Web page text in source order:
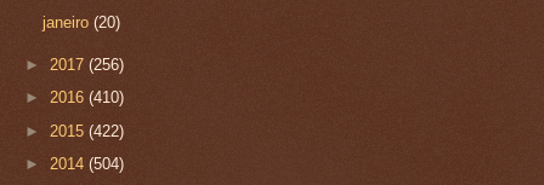
janeiro(20)
► 2017 (256)
► 2016 (410)
► 2015 (422)
► 2014 (504)